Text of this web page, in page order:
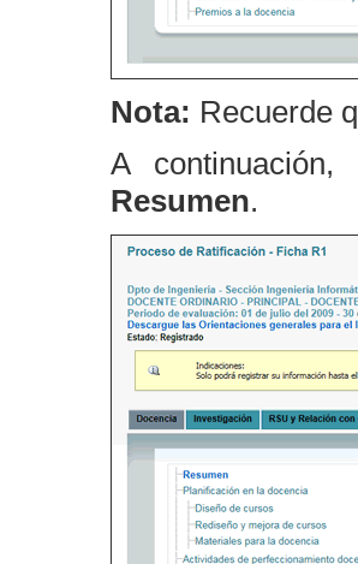
Nota: Recuerde
A
Resumen.